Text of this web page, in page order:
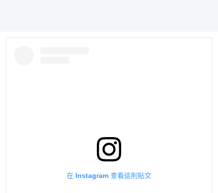
在 Instagram 查看這則貼文